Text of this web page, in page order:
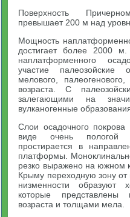
Поверхность
превышает 200 м над
Мощность
достигает более 2000
наплатформенного
участие палеозойские
мелового,
возраста. С
залегающими на
вулканогенные
Слои осадочного
виде очень пологой
простирается в
платформы.
резко выражено на южном
Крыму переходную зону от
низменности образуют
которые представлены
возраста и толщами мела.